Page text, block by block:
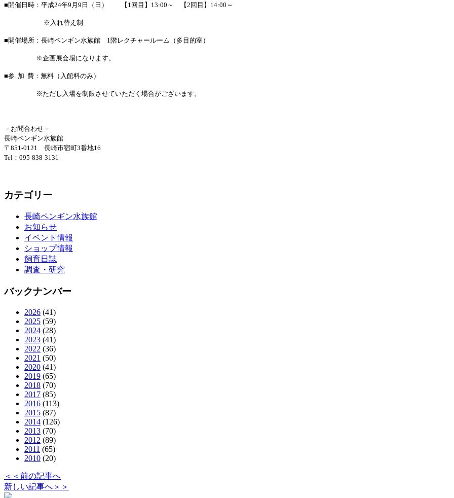
■開催日時：平成24年9月9日（日） 【1回目】13:00～ 【2回目】14:00～
※入れ替え制
■開催場所：長崎ペンギン水族館 1階レクチャールーム（多目的室）
※企画展会場になります。
■参 加 費：無料（入館料のみ）
※ただし入場を制限させていただく場合がございます。
－お問合わせ－
長崎ペンギン水族館
〒851-0121 長崎市宿町3番地16
Tel：095-838-3131
カテゴリー
長崎ペンギン水族館
お知らせ
イベント情報
ショップ情報
飼育日誌
調査・研究
バックナンバー
2026 (41)
2025 (59)
2024 (28)
2023 (41)
2022 (36)
2021 (50)
2020 (41)
2019 (65)
2018 (70)
2017 (85)
2016 (113)
2015 (87)
2014 (126)
2013 (70)
2012 (89)
2011 (65)
2010 (20)
＜＜前の記事へ
新しい記事へ＞＞